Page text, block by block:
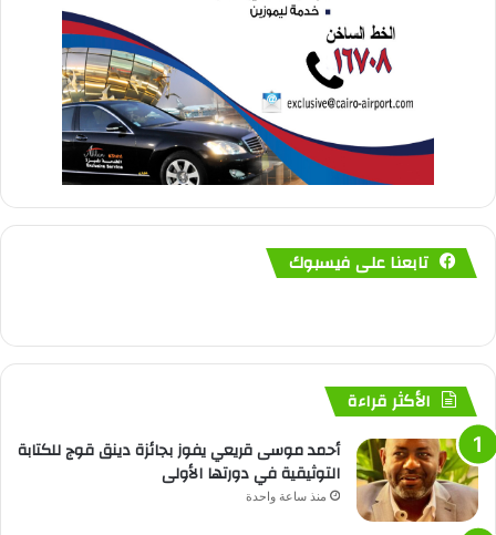
تابعنا على فيسبوك
الأكثر قراءة
أحمد موسى قريعي يفوز بجائزة دينق قوج للكتابة
التوثيقية في دورتها الأولى
منذ ساعة واحدة